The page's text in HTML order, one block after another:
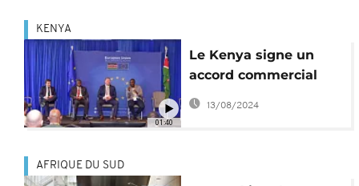
01:40
KENYA
Le Kenya signe un
accord commercial
avec l'UE
13/08/2024
AFRIQUE DU SUD